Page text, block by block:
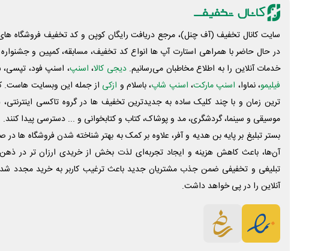
سایت کانال تخفیف (آف چنل)، مرجع دریافت رایگان کوپن و کد تخفیف فروشگاه
در حال حاضر با همراهی استارت آپ ها انواع کد تخفیف، مسابقه، کمپین و
خدمات آنلاین را به اطلاع مخاطبان می‌رسانیم. دیجی کالا، اسنپ، اسنپ فود، تپسی،
فیلیمو، نماوا، اسنپ مارکت، اسنپ شاپ، باسلام و ازکی از جمله این وبسایت ‌هاست.
ترین زمان و با چند کلیک ساده به جدیدترین تخفیف ها در گروه تاکسی اینترنتی،
موسیقی و سینما، گردشگری، مد و پوشاک، کتاب و کتابخوانی و ... دسترسی پیدا کنند.
بستر تبلیغ بر پایه بن هدیه و آفر، علاوه بر کمک به بهتر شناخته شدن فروشگاه ها
آن‌ها، باعث کاهش هزینه و ایجاد تجربه‌ای لذت بخش از خریدی ارزان تر در
تبلیغی و تخفیفی ضمن جذب مشتریان جدید باعث ترغیب کاربر به خرید مجدد
آنلاین را در پی خواهد داشت.